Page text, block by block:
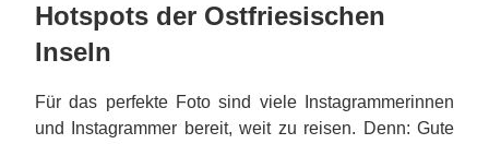
Hotspots der Ostfriesischen
Inseln
Für das perfekte Foto sind viele Instagrammerinnen
und Instagrammer bereit, weit zu reisen. Denn: Gute